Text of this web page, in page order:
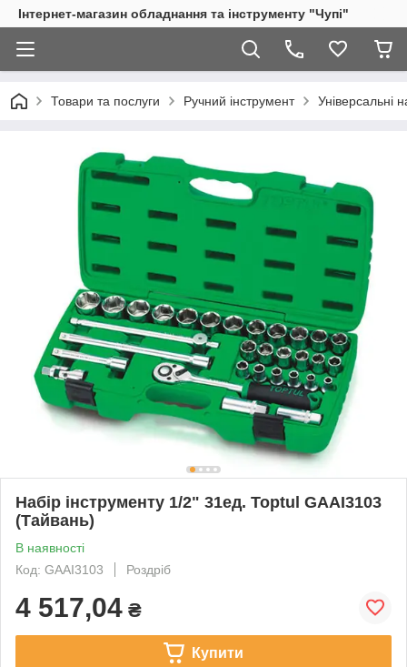
Інтернет-магазин обладнання та інструменту "Чупі"
Товари та послуги Ручний інструмент Універсальні
Набір інструменту 1/2" 31ед. Toptul GAAI3103
(Тайвань)
В наявності
Код: GAAI3103
Роздріб
4 517,04 ₴
Купити